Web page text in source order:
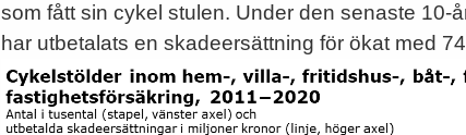
som fått sin cykel stulen. Under den senaste 10-
har utbetalats en skadeersättning för ökat med